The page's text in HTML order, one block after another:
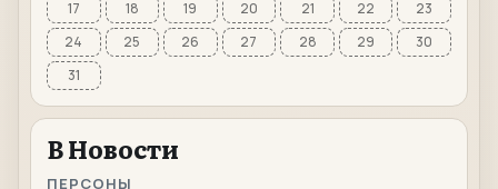
17
18 19 20 21 22
23
24
25 26 27 28 29
30
31
В Новости
ПЕРСОНЫ